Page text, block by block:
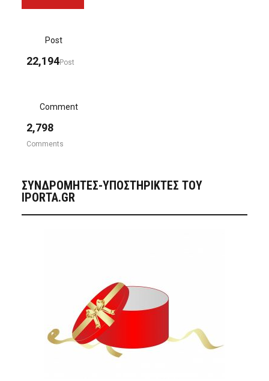
Post
22,194Post
Comment
2,798
Comments
ΣΥΝΔΡΟΜΗΤΈΣ-ΥΠΟΣΤΗΡΙΚΤΈΣ ΤΟΥ
IPORTA.GR